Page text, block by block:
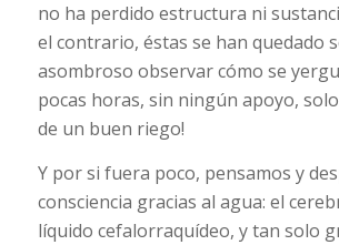
no ha perdido estructura ni
el contrario, éstas se han quedado
asombroso observar cómo se
pocas horas, sin ningún apoyo,
de un buen riego!
Y por si fuera poco, pensamos y
consciencia gracias al agua: el
líquido cefalorraquídeo, y tan solo